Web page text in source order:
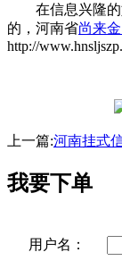
在信息兴隆
的，河南省尚来
http://
上一篇:河南挂式
我要下单
用户名：